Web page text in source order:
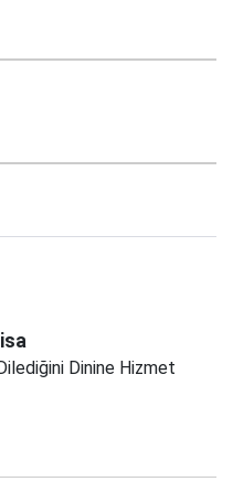
Dinine Hizmet